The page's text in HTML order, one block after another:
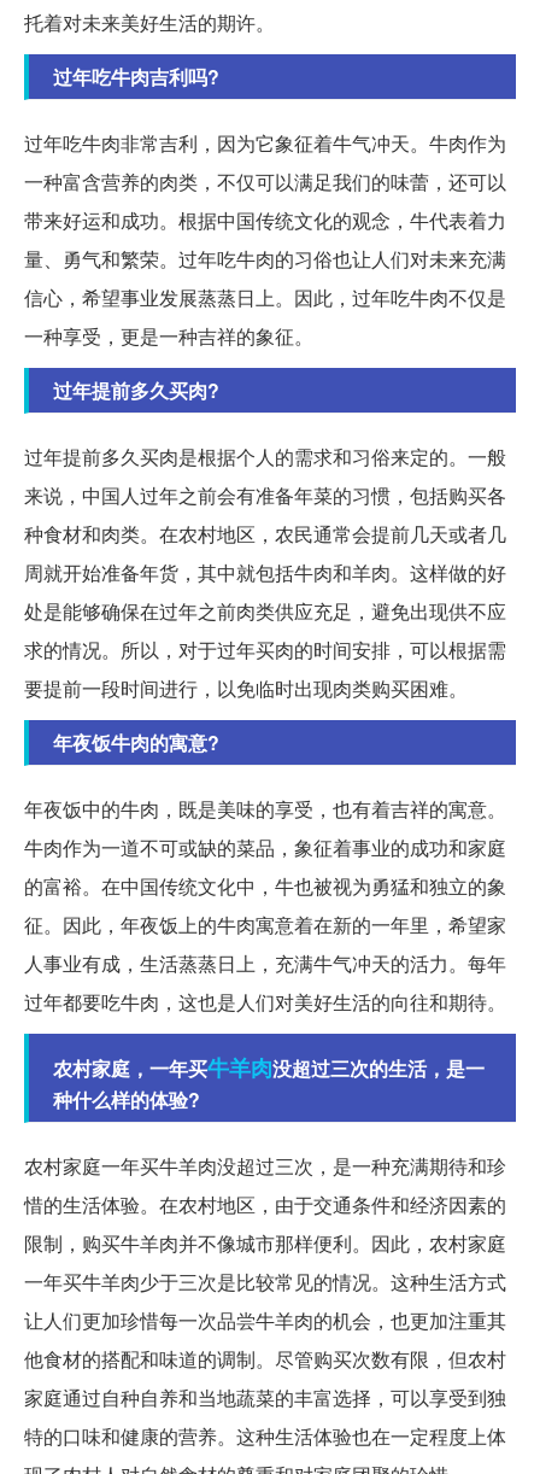
托着对未来美好生活的期许。
过年吃牛肉吉利吗?
过年吃牛肉非常吉利，因为它象征着牛气冲天。牛肉作为
一种富含营养的肉类，不仅可以满足我们的味蕾，还可以
带来好运和成功。根据中国传统文化的观念，牛代表着力
量、勇气和繁荣。过年吃牛肉的习俗也让人们对未来充满
信心，希望事业发展蒸蒸日上。因此，过年吃牛肉不仅是
一种享受，更是一种吉祥的象征。
过年提前多久买肉?
过年提前多久买肉是根据个人的需求和习俗来定的。一般
来说，中国人过年之前会有准备年菜的习惯，包括购买各
种食材和肉类。在农村地区，农民通常会提前几天或者几
周就开始准备年货，其中就包括牛肉和羊肉。这样做的好
处是能够确保在过年之前肉类供应充足，避免出现供不应
求的情况。所以，对于过年买肉的时间安排，可以根据需
要提前一段时间进行，以免临时出现肉类购买困难。
年夜饭牛肉的寓意?
年夜饭中的牛肉，既是美味的享受，也有着吉祥的寓意。
牛肉作为一道不可或缺的菜品，象征着事业的成功和家庭
的富裕。在中国传统文化中，牛也被视为勇猛和独立的象
征。因此，年夜饭上的牛肉寓意着在新的一年里，希望家
人事业有成，生活蒸蒸日上，充满牛气冲天的活力。每年
过年都要吃牛肉，这也是人们对美好生活的向往和期待。
农村家庭，一年买牛羊肉没超过三次的生活，是一
种什么样的体验?
农村家庭一年买牛羊肉没超过三次，是一种充满期待和珍
惜的生活体验。在农村地区，由于交通条件和经济因素的
限制，购买牛羊肉并不像城市那样便利。因此，农村家庭
一年买牛羊肉少于三次是比较常见的情况。这种生活方式
让人们更加珍惜每一次品尝牛羊肉的机会，也更加注重其
他食材的搭配和味道的调制。尽管购买次数有限，但农村
家庭通过自种自养和当地蔬菜的丰富选择，可以享受到独
特的口味和健康的营养。这种生活体验也在一定程度上体